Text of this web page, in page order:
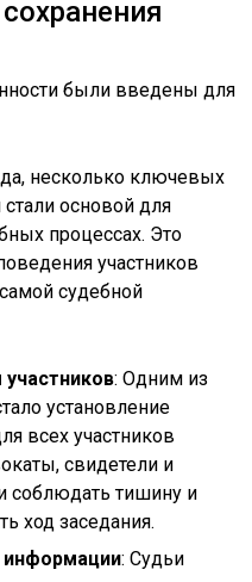
несколько ключевых
основой для
процессах. Это
участников
судебной
: Одним из
установление
всех участников
свидетели и
соблюдать тишину и
ход заседания.
информации: Судьи